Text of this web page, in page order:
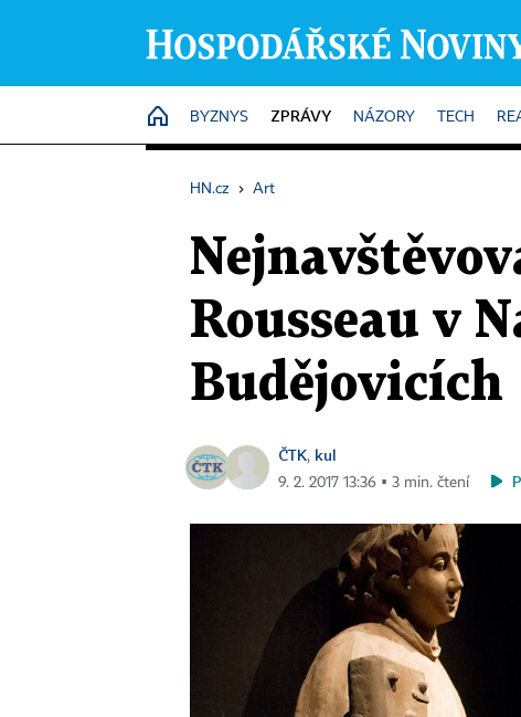
HOME
BYZNYS ZPRÁVY NÁZORY TECH
HN.cz › Art
Rousseau v
Budějovicích
ČTK, kul
9. 2. 2017 13:36 ▪ 3 min. čtení